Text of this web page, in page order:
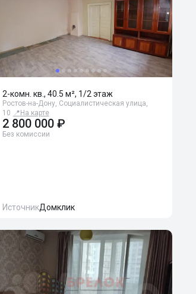
2-комн. кв., 40.5 м², 1/2 этаж
Ростов-на-Дону, Социалистическая улица,
10 📍 На карте
2 800 000 ₽
Без комиссии
ИсточникДомклик